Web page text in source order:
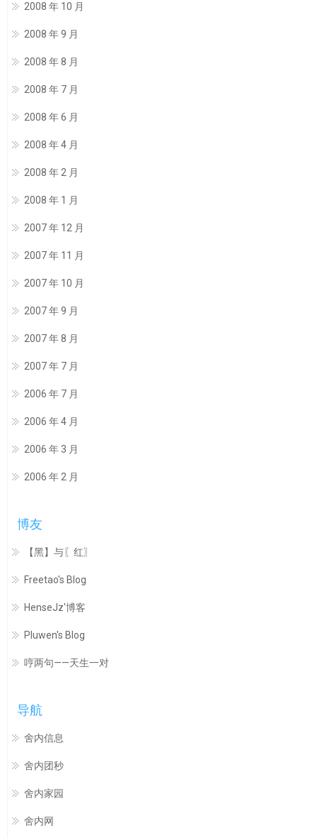
2008 年 10 月
2008 年 9 月
2008 年 8 月
2008 年 7 月
2008 年 6 月
2008 年 4 月
2008 年 2 月
2008 年 1 月
2007 年 12 月
2007 年 11 月
2007 年 10 月
2007 年 9 月
2007 年 8 月
2007 年 7 月
2006 年 7 月
2006 年 4 月
2006 年 3 月
2006 年 2 月
博友
【黑】与〖红〗
Freetao's Blog
HenseJz'博客
Pluwen's Blog
哼两句——天生一对
导航
舍内信息
舍内团秒
舍内家园
舍内网